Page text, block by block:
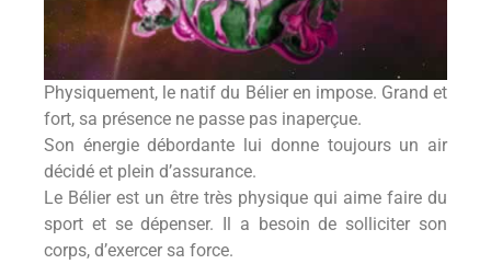
Physiquement, le natif du Bélier en impose. Grand et
fort, sa présence ne passe pas inaperçue.
Son énergie débordante lui donne toujours un air
décidé et plein d’assurance.
Le Bélier est un être très physique qui aime faire du
sport et se dépenser. Il a besoin de solliciter son
corps, d’exercer sa force.